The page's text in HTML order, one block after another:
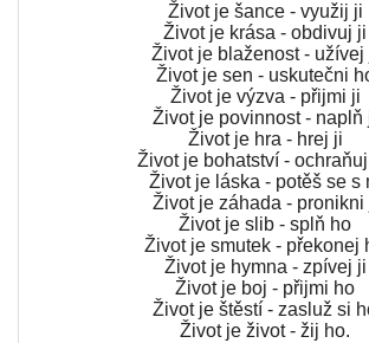
Život je šance - využij ji
Život je krása - obdivuj ji
Život je blaženost - užívej
Život je sen - uskutečni
Život je výzva - přijmi ji
Život je povinnost - naplň
Život je hra - hrej ji
Život je bohatství -
Život je láska - potěš se s
Život je záhada - pronikni
Život je slib - splň ho
Život je smutek - překonej
Život je hymna - zpívej ji
Život je boj - přijmi ho
Život je štěstí - zasluž si
Život je život - žij ho.